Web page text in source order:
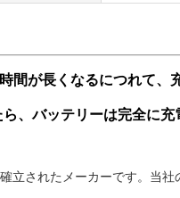
間が長くなるにつれて、
、バッテリーは完全に
立されたメーカーです。当